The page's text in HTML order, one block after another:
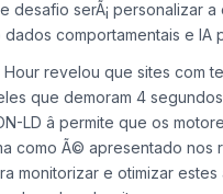
de carregamento, a
desafio serÃ¡ personalizar
Hourrevelou que sites com
que demoram 4
LD â permite que os
como Ã© apresentado nos